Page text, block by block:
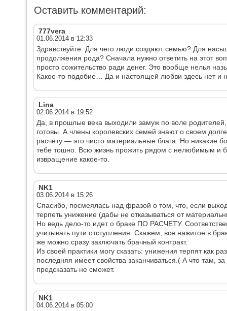
Оставить комментарий:
777vera
01.06.2014 в 12:33
Здравствуйте. Для чего люди создают семью? Для
продолжения рода? Сначала нужно ответить на этот
просто сожительство ради денег. Это вообще нелья
Какое-то подобие… Да и настоящей любви здесь нет и
Lina
02.06.2014 в 19:52
Да, в прошлые века выходили замуж по воле
готовы. А члены королевских семей знают о своем
расчету — это чисто материальные блага. Но никакие
тебе тошно. Всю жизнь прожить рядом с нелюбимым и
извращение какое-то.
NK1
03.06.2014 в 15:26
Спасибо, посмеялась над фразой о том, что, если
терпеть унижение (дабы не отказываться от
Но ведь дело-то идет о браке ПО РАСЧЕТУ.
учитывать пути отступления. Скажем, все нажитое в
же можно сразу заключать брачный контракт.
Из своей практики могу сказать: унижения терпят как
последняя имеет свойства заканчиваться.( А что там,
предсказать не сможет.
NK1
04.06.2014 в 05:00